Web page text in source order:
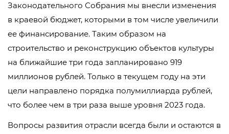
Законодательного Собрания мы внесли изменения
в краевой бюджет, которыми в том числе увеличили
ее финансирование. Таким образом на
строительство и реконструкцию объектов культуры
на ближайшие три года запланировано 919
миллионов рублей. Только в текущем году на эти
цели направлено порядка полумиллиарда рублей,
что более чем в три раза выше уровня 2023 года.
Вопросы развития отрасли всегда были и остаются в